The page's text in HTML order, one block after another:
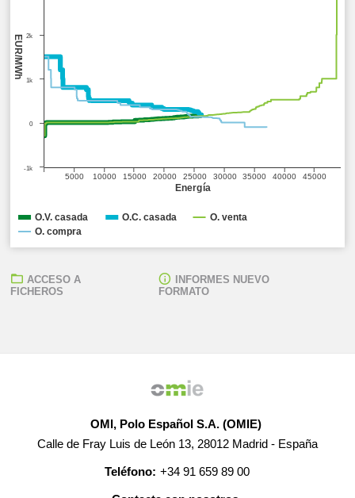
Energía
EUR/MWh
5000 10000 15000 20000 25000 30000 35000 40000 45000
-1k
0
1k
2k
O.V. casada O.C. casada O. venta
O. compra
ACCESO A
FICHEROS
INFORMES NUEVO
FORMATO
OMI, Polo Español S.A. (OMIE)
Calle de Fray Luis de León 13, 28012 Madrid - España
Teléfono: +34 91 659 89 00